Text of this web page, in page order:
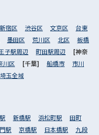
新宿区 渋谷区 文京区
台東
墨田区 荒川区 北区
板橋
子駅周辺 町田駅周辺
[神奈
川区 [千葉] 船橋市
市川
玉全域
新橋駅 浜松町駅
田町
駅 京橋駅 日本橋駅
九段